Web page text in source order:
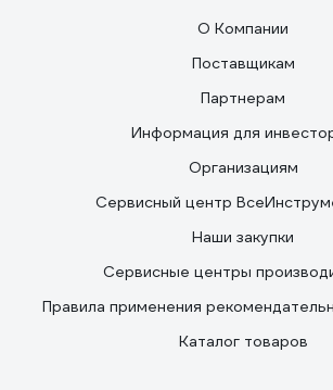
О Компании
Поставщикам
Партнерам
Информация для
Организациям
Сервисный центр
Наши закупки
Сервисные центры
Правила применения
Каталог товаров